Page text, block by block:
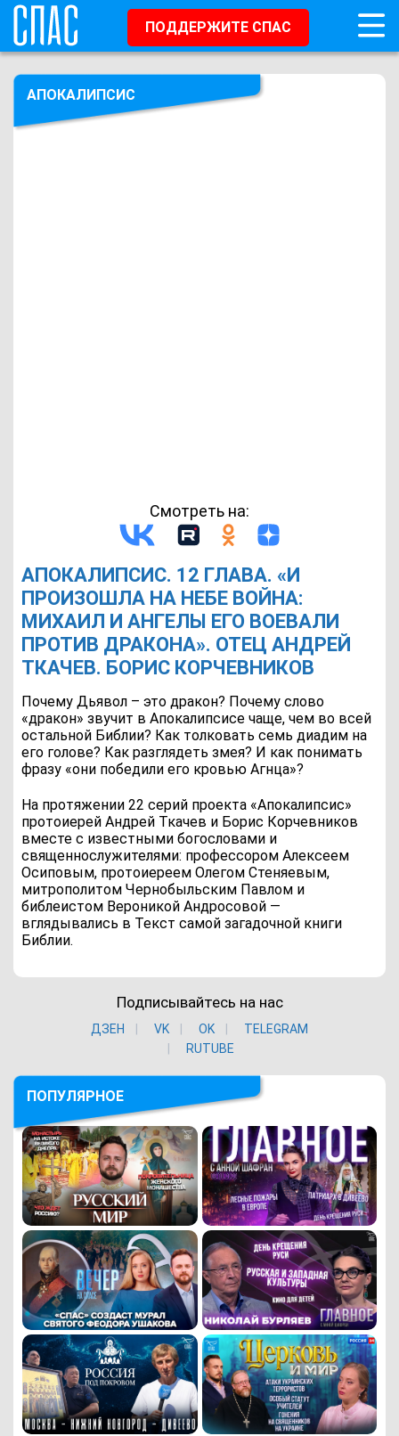
ПОДДЕРЖИТЕ СПАС
АПОКАЛИПСИС
Смотреть на:
АПОКАЛИПСИС. 12 ГЛАВА. «И
ПРОИЗОШЛА НА НЕБЕ ВОЙНА:
МИХАИЛ И АНГЕЛЫ ЕГО ВОЕВАЛИ
ПРОТИВ ДРАКОНА». ОТЕЦ АНДРЕЙ
ТКАЧЕВ. БОРИС КОРЧЕВНИКОВ
Почему Дьявол – это дракон? Почему слово
«дракон» звучит в Апокалипсисе чаще, чем во всей
остальной Библии? Как толковать семь диадим на
его голове? Как разглядеть змея? И как понимать
фразу «они победили его кровью Агнца»?
На протяжении 22 серий проекта «Апокалипсис»
протоиерей Андрей Ткачев и Борис Корчевников
вместе с известными богословами и
священнослужителями: профессором Алексеем
Осиповым, протоиереем Олегом Стеняевым,
митрополитом Чернобыльским Павлом и
библеистом Вероникой Андросовой —
вглядывались в Текст самой загадочной книги
Библии.
Подписывайтесь на нас
ДЗЕН VK ОK
TELEGRAM
RUTUBE
ПОПУЛЯРНОЕ